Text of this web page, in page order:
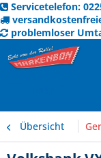
Servicetelefon:
problemloser
Übersicht